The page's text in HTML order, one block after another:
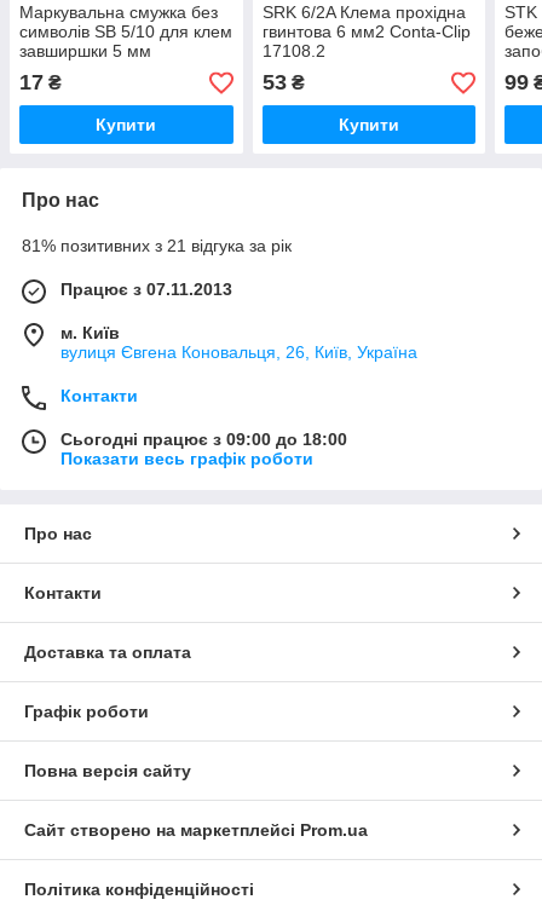
Маркувальна смужка без
символів SB 5/10 для клем
завширшки 5 мм
17 ₴
Купити
SRK 6/2A Клема прохідна
гвинтова 6 мм2 Conta-Clip
17108.2
53₴
Купити
STK
6,3
99
Про нас
81% позитивних з 21 відгука за рік
Працює з 07.11.2013
м. Київ
вулиця Євгена Коновальця, 26, Київ, Україна
Контакти
Сьогодні працює з 09:00 до 18:00
Показати весь графік роботи
Про нас
Контакти
Доставка та оплата
Графік роботи
Повна версія сайту
Сайт створено на маркетплейсі Prom.ua
Політика конфіденційності